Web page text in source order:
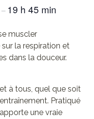
– 19 h 45 min
muscler
sur la respiration et
dans la douceur.
à tous, quel que soit
Pratiqué
une vraie